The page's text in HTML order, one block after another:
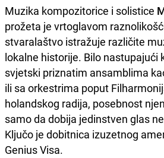
Muzika kompozitorice i solistice
prožeta je vrtoglavom
stvaralaštvo istražuje različite
lokalne historije. Bilo nastupajući
svjetski priznatim ansamblima
ili sa orkestrima poput
holandskog radija, posebnost
samo da dobija jedinstven glas
Ključo je dobitnica izuzetnog
Genius Visa.